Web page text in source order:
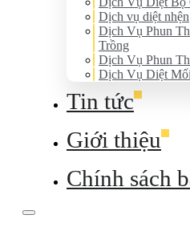
Dịch vụ diệt nhện
Dịch Vụ Phun
Trồng
Dịch Vụ Phun
Dịch Vụ Diệt Mối
Tin tức
Giới thiệu
Chính sách